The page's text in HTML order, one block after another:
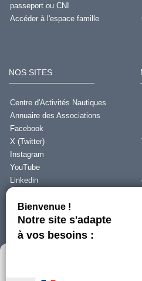
Nous utilisons des cookies pour
passeport ou CNI
Accéder à l'espace famille
NOS SITES
Centre d'Activités Nautiques
Annuaire des Associations
Facebook
X (Twitter)
Instagram
YouTube
Linkedin